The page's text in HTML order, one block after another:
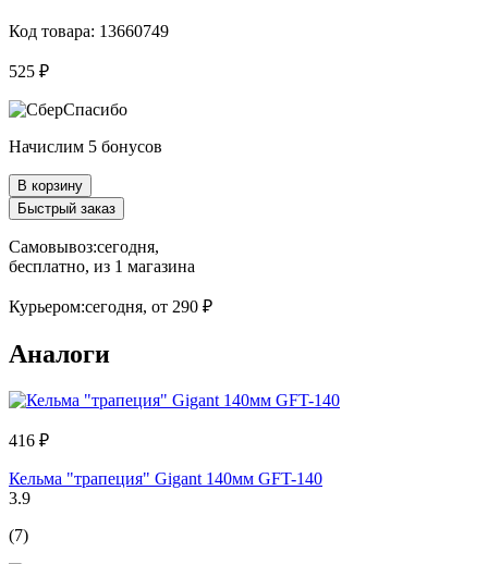
Код товара: 13660749
525 ₽
Начислим 5 бонусов
В корзину
Быстрый заказ
Самовывоз:сегодня,
бесплатно, из 1 магазина
Курьером:сегодня, от 290 ₽
Аналоги
416 ₽
Кельма "трапеция" Gigant 140мм GFT-140
3.9
(7)